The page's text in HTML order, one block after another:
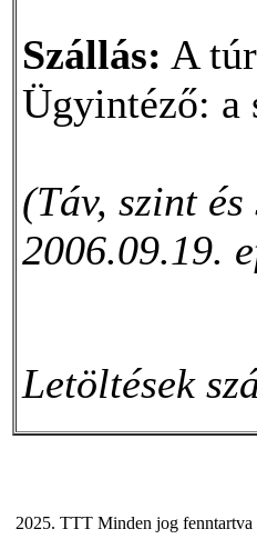
Szállás: A
Ügyintéző: a
(Táv, szint
2006.09.19.
Letöltések
2025. TTT Minden jog fenntartva